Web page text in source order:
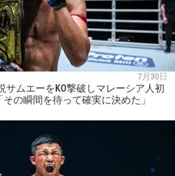
7月30日
サムエーをKO撃破しマレーシア人初
の瞬間を待って確実に決めた」